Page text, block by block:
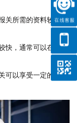
关所需的资料较少，
快，通常可以在较短
可以享受一定的税费